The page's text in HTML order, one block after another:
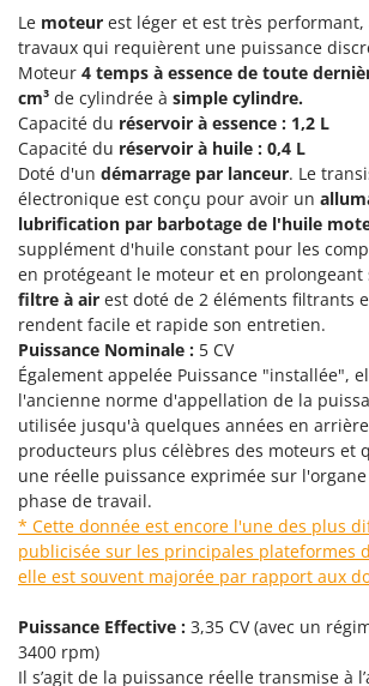
Nettoyeurs tapis, moquettes et
P
Peignes vibreurs et Secoueurs à
Pelles rétros pour tracteur
Perches Élagueuses
Pétrins à Spirale
Piscines
Planteuses de pommes de terre
Plateaux de coupe pour tracteur
Plumeuses
Pompes d'irrigation à tracteur
Pompes de transfert
Pompes immergées électriques
Postes à souder
Poussoirs à saucisse
Presses à pellets
Pressoirs à fruits
Pressoirs à Raisin
Fiskars
Flymo
Fontana Forni
Forest Master
Francini
G
G3 Ferrari
Gardena
Garofalo
GeoTech
GeoTech Pro
Gierre
Ginko - MGM
Gipeco
Girmi
GRAEF
GreenBay
Greenworks
Le moteur est léger et est très
travaux qui requièrent une puissance
Moteur 4 temps à essence de toute
cm³ de cylindrée à simple cylindre.
Capacité du réservoir à essence : 1,2 L
Capacité du réservoir à huile : 0,4 L
Doté d'un démarrage par lanceur. Le
électronique est conçu pour avoir un
lubrification par barbotage de l'huile
supplément d'huile constant pour les
en protégeant le moteur et en prolongeant
filtre à air est doté de 2 éléments filtrants
rendent facile et rapide son entretien.
Puissance Nominale : 5 CV
Également appelée Puissance "installée",
l'ancienne norme d'appellation de la
utilisée jusqu'à quelques années en
producteurs plus célèbres des moteurs et
une réelle puissance exprimée sur
phase de travail.
* Cette donnée est encore l'une des plus
publicisée sur les principales plateformes
elle est souvent majorée par rapport aux
Puissance Effective : 3,35 CV (avec un
3400 rpm)
Il s’agit de la puissance réelle transmise à